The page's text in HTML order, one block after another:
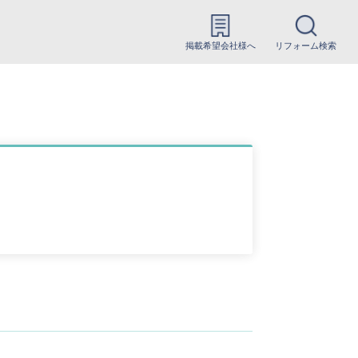
掲載希望会社様へ リフォーム検索